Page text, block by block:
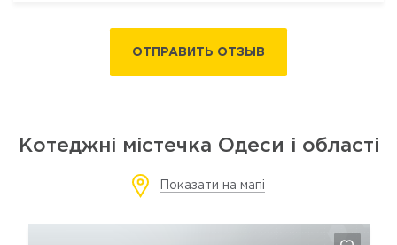
ОТПРАВИТЬ ОТЗЫВ
Котеджні містечка Одеси і області
Показати на мапі